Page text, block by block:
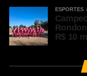
ESPORTES
R$ 10